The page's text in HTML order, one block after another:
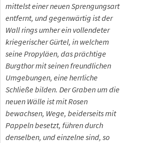
mittelst einer neuen Sprengungsart
entfernt, und gegenwärtig ist der
Wall rings umher ein vollendeter
kriegerischer Gürtel, in welchem
seine Propyläen, das prächtige
Burgthor mit seinen freundlichen
Umgebungen, eine herrliche
Schließe bilden. Der Graben um die
neuen Wälle ist mit Rosen
bewachsen, Wege, beiderseits mit
Pappeln besetzt, führen durch
denselben, und einzelne sind, so